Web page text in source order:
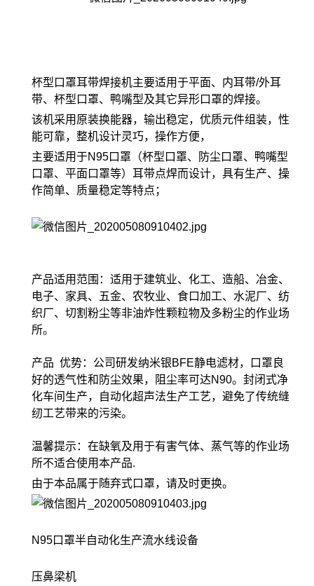
杯型口罩耳带焊接机主要适用于平面、内耳带/外耳
带、杯型口罩、鸭嘴型及其它异形口罩的焊接。
该机采用原装换能器，输出稳定，优质元件组装，性
能可靠，整机设计灵巧，操作方便，
主要适用于N95口罩（杯型口罩、防尘口罩、鸭嘴型
口罩、平面口罩等）耳带点焊而设计，具有生产、操
作简单、质量稳定等特点；
产品适用范围：适用于建筑业、化工、造船、冶金、
电子、家具、五金、农牧业、食口加工、水泥厂、纺
织厂、切割粉尘等非油炸性颗粒物及多粉尘的作业场
所。
产品 优势：公司研发纳米银BFE静电滤材，口罩良
好的透气性和防尘效果，阻尘率可达N90。封闭式净
化车间生产，自动化超声法生产工艺，避免了传统缝
纫工艺带来的污染。
温馨提示：在缺氧及用于有害气体、蒸气等的作业场
所不适合使用本产品.
由于本品属于随弃式口罩，请及时更换。
N95口罩半自动化生产流水线设备
压鼻梁机